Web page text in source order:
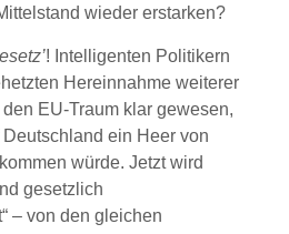
wieder erstarken?
! Intelligenten Politikern
Hereinnahme weiterer
EU-Traum klar gewesen,
ein Heer von
würde. Jetzt wird
gesetzlich
– von den gleichen